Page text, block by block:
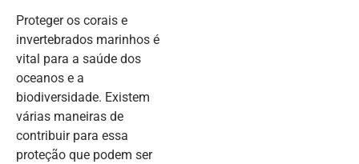
Proteger os corais e
invertebrados marinhos é
vital para a saúde dos
oceanos e a
biodiversidade. Existem
várias maneiras de
contribuir para essa
proteção que podem ser